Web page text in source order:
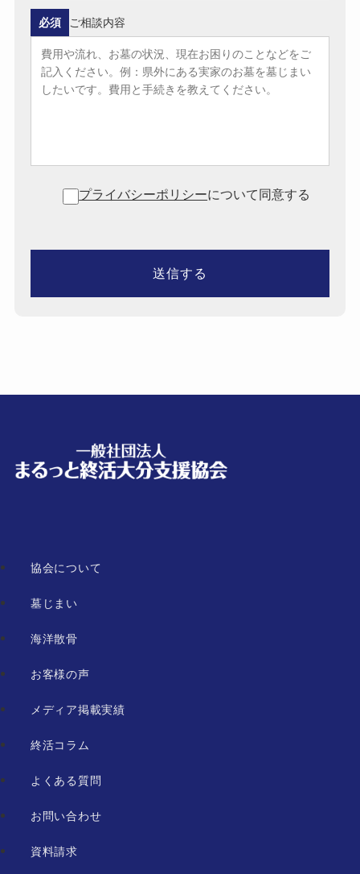
ご相談内容
必須
プライバシーポリシーについて同意する
協会について
墓じまい
海洋散骨
お客様の声
メディア掲載実績
終活コラム
よくある質問
お問い合わせ
資料請求